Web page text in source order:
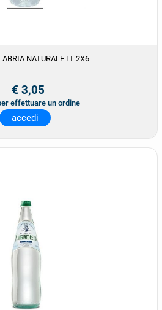
NATURALE LT 2X6
€ 3,05
effettuare un ordine
accedi